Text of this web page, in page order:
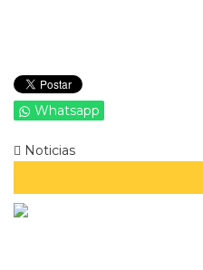
Whatsapp
Noticias